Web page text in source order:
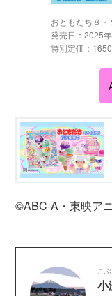
おともだち８
発売日：2025
特別定価：
©ABC‐A・東映ア
こ
小